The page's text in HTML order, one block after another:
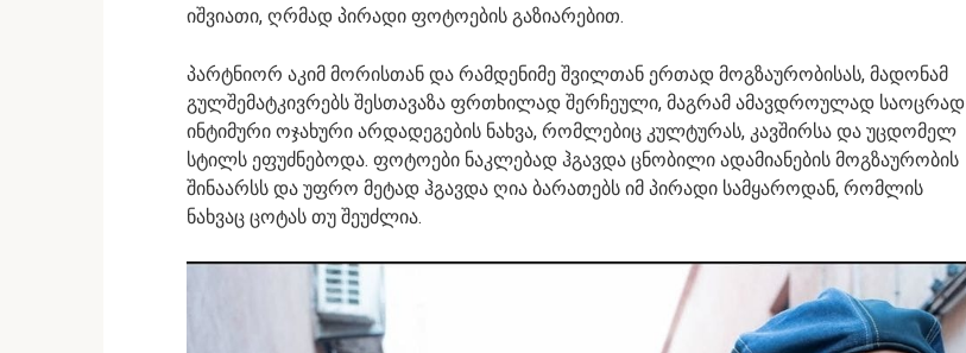
იშვიათი, ღრმად პირადი ფოტოების გაზიარებით.
პარტნიორ აკიმ მორისთან და რამდენიმე შვილთან ერთად მოგზაურობისას, მადონამ
გულშემატკივრებს შესთავაზა ფრთხილად შერჩეული, მაგრამ ამავდროულად საოცრად
ინტიმური ოჯახური არდადეგების ნახვა, რომლებიც კულტურას, კავშირსა და უცდომელ
სტილს ეფუძნებოდა. ფოტოები ნაკლებად ჰგავდა ცნობილი ადამიანების მოგზაურობის
შინაარსს და უფრო მეტად ჰგავდა ღია ბარათებს იმ პირადი სამყაროდან, რომლის
ნახვაც ცოტას თუ შეუძლია.